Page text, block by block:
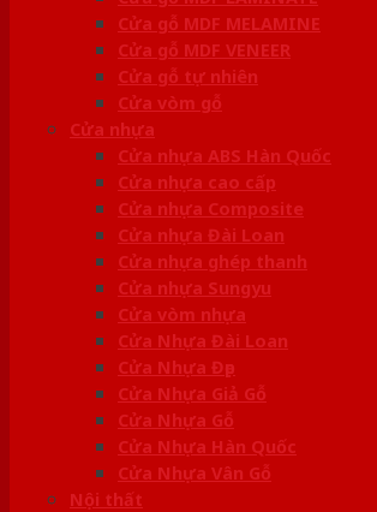
Cửa gỗ MDF MELAMINE
Cửa gỗ MDF VENEER
Cửa gỗ tự nhiên
Cửa vòm gỗ
Cửa nhựa
Cửa nhựa ABS Hàn Quốc
Cửa nhựa cao cấp
Cửa nhựa Composite
Cửa nhựa Đài Loan
Cửa nhựa ghép thanh
Cửa nhựa Sungyu
Cửa vòm nhựa
Cửa Nhựa Đài Loan
Cửa Nhựa Đẹp
Cửa Nhựa Giả Gỗ
Cửa Nhựa Gỗ
Cửa Nhựa Hàn Quốc
Cửa Nhựa Vân Gỗ
Nội thất